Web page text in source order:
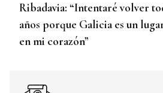
Ribadavia: “Intentaré volver
años porque Galicia es un
en mi corazón”